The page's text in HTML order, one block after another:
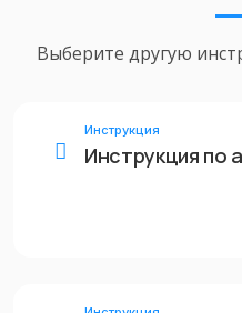
Выберите другую
Инструкция
Инструкция по